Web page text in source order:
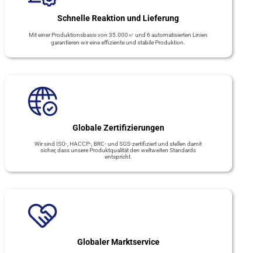
Schnelle Reaktion und Lieferung
Mit einer Produktionsbasis von 35.000㎡ und 6 automatisierten Linien
garantieren wir eine effiziente und stabile Produktion.
Globale Zertifizierungen
Wir sind ISO-, HACCP-, BRC- und SGS-zertifiziert und stellen damit
sicher, dass unsere Produktqualität den weltweiten Standards
entspricht.
Globaler Marktservice